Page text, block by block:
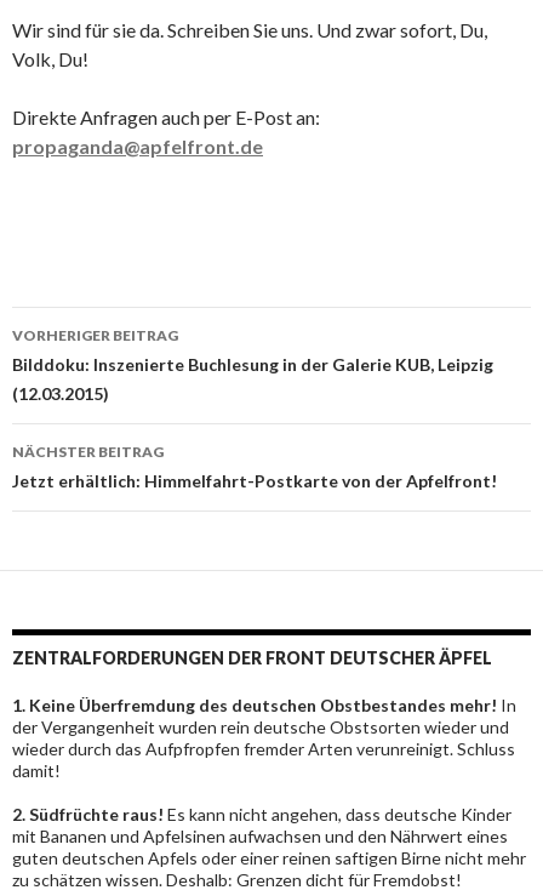
Wir sind für sie da. Schreiben Sie uns. Und zwar sofort, Du,
Volk, Du!
Direkte Anfragen auch per E-Post an:
propaganda@apfelfront.de
Beitragsnavigation
VORHERIGER BEITRAG
Bilddoku: Inszenierte Buchlesung in der Galerie KUB, Leipzig
(12.03.2015)
NÄCHSTER BEITRAG
Jetzt erhältlich: Himmelfahrt-Postkarte von der Apfelfront!
ZENTRALFORDERUNGEN DER FRONT DEUTSCHER ÄPFEL
1. Keine Überfremdung des deutschen Obstbestandes mehr! In
der Vergangenheit wurden rein deutsche Obstsorten wieder und
wieder durch das Aufpfropfen fremder Arten verunreinigt. Schluss
damit!
2. Südfrüchte raus! Es kann nicht angehen, dass deutsche Kinder
mit Bananen und Apfelsinen aufwachsen und den Nährwert eines
guten deutschen Apfels oder einer reinen saftigen Birne nicht mehr
zu schätzen wissen. Deshalb: Grenzen dicht für Fremdobst!